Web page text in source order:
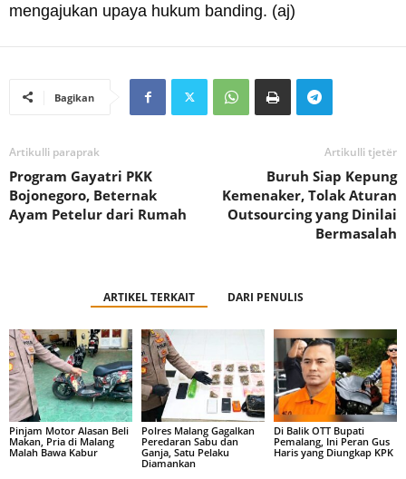
mengajukan upaya hukum banding. (aj)
Bagikan
Artikulli paraprak
Program Gayatri PKK
Bojonegoro, Beternak
Ayam Petelur dari Rumah
Artikulli tjetër
Buruh Siap Kepung
Kemenaker, Tolak Aturan
Outsourcing yang Dinilai
Bermasalah
ARTIKEL TERKAIT DARI PENULIS
Pinjam Motor Alasan Beli
Makan, Pria di Malang
Malah Bawa Kabur
Polres Malang Gagalkan
Peredaran Sabu dan
Ganja, Satu Pelaku
Diamankan
Di Balik OTT Bupati
Pemalang, Ini Peran Gus
Haris yang Diungkap KPK